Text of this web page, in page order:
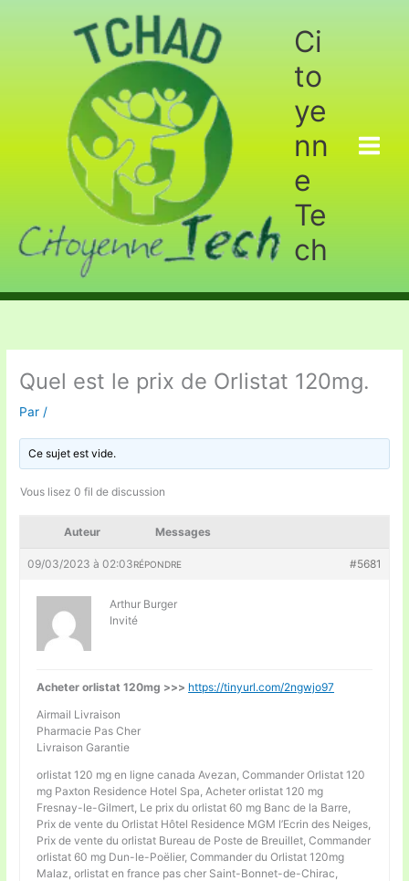
Ci
to
ye
nn
e
Te
ch
Quel est le prix de Orlistat 120mg.
Par /
Ce sujet est vide.
Vous lisez 0 fil de discussion
Auteur Messages
09/03/2023 à 02:03 #5681
RÉPONDRE
Arthur Burger
Invité
Acheter orlistat 120mg >>> https://tinyurl.com/2ngwjo97
Airmail Livraison
Pharmacie Pas Cher
Livraison Garantie
orlistat 120 mg en ligne canada Avezan, Commander Orlistat 120
mg Paxton Residence Hotel Spa, Acheter orlistat 120 mg
Fresnay-le-Gilmert, Le prix du orlistat 60 mg Banc de la Barre,
Prix de vente du Orlistat Hôtel Residence MGM l’Ecrin des Neiges,
Prix de vente du orlistat Bureau de Poste de Breuillet, Commander
orlistat 60 mg Dun-le-Poëlier, Commander du Orlistat 120mg
Malaz, orlistat en france pas cher Saint-Bonnet-de-Chirac,